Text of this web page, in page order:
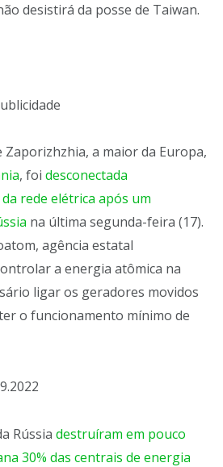
desistirá da posse de Taiwan.
Zaporizhzhia, a maior da Europa,
, foi desconectada
rede elétrica após um
na última segunda-feira (17).
agência estatal
a energia atômica na
ligar os geradores movidos
o funcionamento mínimo de
Rússia destruíram em pouco
30% das centrais de energia